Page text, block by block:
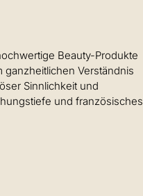
Beauty-Produkte
Verständnis
Sinnlichkeit und
und französisches